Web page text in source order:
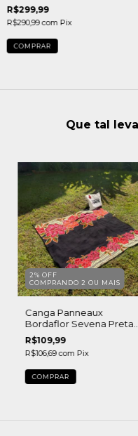
R$299,99
R$290,99com Pix
COMPRAR
Que tal
2% OFF
COMPRANDO 2 OU MAIS
Canga Panneaux
Bordaflor Sevena Preta
com Pingentes
R$109,99
R$106,69com Pix
COMPRAR